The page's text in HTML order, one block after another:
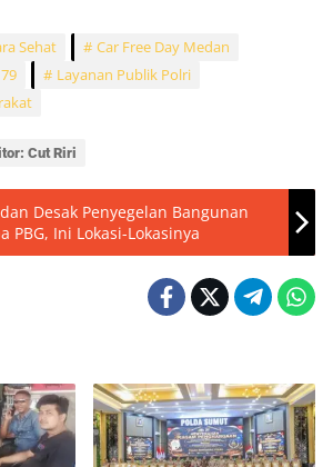
Sehat
Car Free Day Medan
Layanan Publik Polri
Cut Riri
Desak Penyegelan Bangunan
PBG, Ini Lokasi-Lokasinya